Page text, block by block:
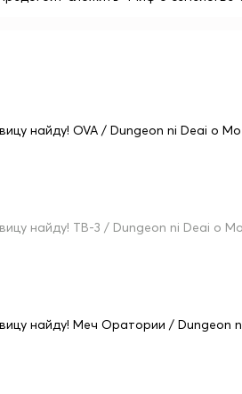
найду! OVA / Dungeon ni Deai o
найду! ТВ-3 / Dungeon ni Deai o
найду! Меч Оратории /